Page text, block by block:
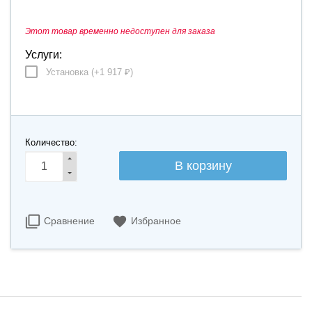
Этот товар временно недоступен для заказа
Услуги:
Установка (+1 917 ₽)
Количество:
Сравнение Избранное